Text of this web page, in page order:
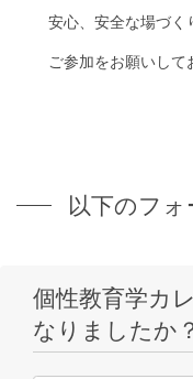
安心、安全な場づく
ご参加をお願いして
以下のフ
個性教育学カ
なりましたか